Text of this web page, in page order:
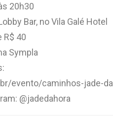
20h30
Bar, no Vila Galé Hotel
R$ 40
Sympla
evento/caminhos-jade-
@jadedahora